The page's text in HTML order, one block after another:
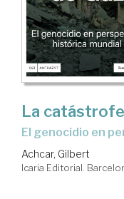
La catástrofe
El genocidio en
Achcar, Gilbert
Icaria Editorial.